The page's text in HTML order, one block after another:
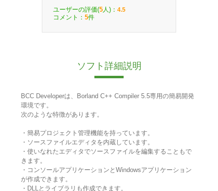
ユーザーの評価(5 人)： 4.5
コメント： 5件
ソフト詳細説明
BCC Developerは、Borland C++ Compiler 5.5専用の簡易開発
環境です。
次のような特徴があります。
・簡易プロジェクト管理機能を持っています。
・ソースファイルエディタを内蔵しています。
・使いなれたエディタでソースファイルを編集することもで
きます。
・コンソールアプリケーションとWindowsアプリケーション
が作成できます。
・DLLとライブラリも作成できます。